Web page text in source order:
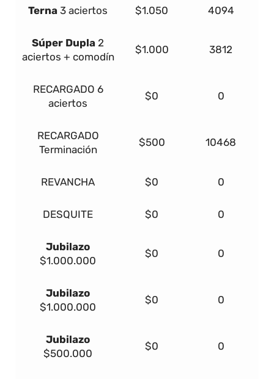
Terna 3 aciertos $1.050 4094
Súper Dupla 2
aciertos + comodín
$1.000 3812
RECARGADO 6
aciertos
$0 0
RECARGADO
Terminación
$500 10468
REVANCHA $0 0
DESQUITE $0 0
Jubilazo
$1.000.000
$0 0
Jubilazo
$1.000.000
$0 0
Jubilazo
$500.000
$0 0